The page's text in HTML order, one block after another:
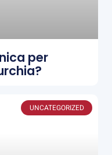
per
UNCATEGORIZED